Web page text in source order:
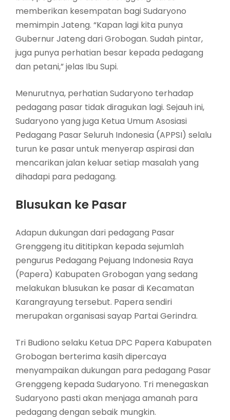
memberikan kesempatan bagi Sudaryono
memimpin Jateng. “Kapan lagi kita punya
Gubernur Jateng dari Grobogan. Sudah pintar,
juga punya perhatian besar kepada pedagang
dan petani,” jelas Ibu Supi.
Menurutnya, perhatian Sudaryono terhadap
pedagang pasar tidak diragukan lagi. Sejauh ini,
Sudaryono yang juga Ketua Umum Asosiasi
Pedagang Pasar Seluruh Indonesia (APPSI) selalu
turun ke pasar untuk menyerap aspirasi dan
mencarikan jalan keluar setiap masalah yang
dihadapi para pedagang.
Blusukan ke Pasar
Adapun dukungan dari pedagang Pasar
Grenggeng itu dititipkan kepada sejumlah
pengurus Pedagang Pejuang Indonesia Raya
(Papera) Kabupaten Grobogan yang sedang
melakukan blusukan ke pasar di Kecamatan
Karangrayung tersebut. Papera sendiri
merupakan organisasi sayap Partai Gerindra.
Tri Budiono selaku Ketua DPC Papera Kabupaten
Grobogan berterima kasih dipercaya
menyampaikan dukungan para pedagang Pasar
Grenggeng kepada Sudaryono. Tri menegaskan
Sudaryono pasti akan menjaga amanah para
pedagang dengan sebaik mungkin.